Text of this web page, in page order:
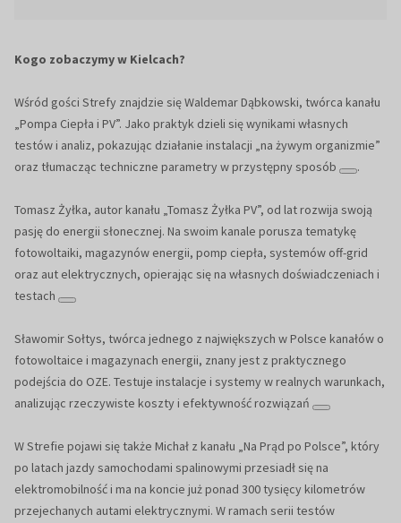
Kogo zobaczymy w Kielcach?
Wśród gości Strefy znajdzie się Waldemar Dąbkowski, twórca kanału
„Pompa Ciepła i PV”. Jako praktyk dzieli się wynikami własnych
testów i analiz, pokazując działanie instalacji „na żywym organizmie”
oraz tłumacząc techniczne parametry w przystępny sposób
.
Tomasz Żyłka, autor kanału „Tomasz Żyłka PV”, od lat rozwija swoją
pasję do energii słonecznej. Na swoim kanale porusza tematykę
fotowoltaiki, magazynów energii, pomp ciepła, systemów off-grid
oraz aut elektrycznych, opierając się na własnych doświadczeniach i
testach
Sławomir Sołtys, twórca jednego z największych w Polsce kanałów o
fotowoltaice i magazynach energii, znany jest z praktycznego
podejścia do OZE. Testuje instalacje i systemy w realnych warunkach,
analizując rzeczywiste koszty i efektywność rozwiązań
W Strefie pojawi się także Michał z kanału „Na Prąd po Polsce”, który
po latach jazdy samochodami spalinowymi przesiadł się na
elektromobilność i ma na koncie już ponad 300 tysięcy kilometrów
przejechanych autami elektrycznymi. W ramach serii testów